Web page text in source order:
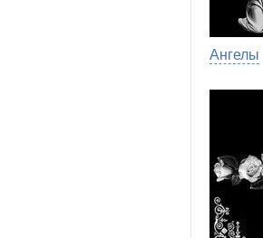
Ангелы